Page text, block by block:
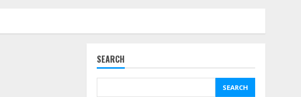
SEARCH
SEARCH